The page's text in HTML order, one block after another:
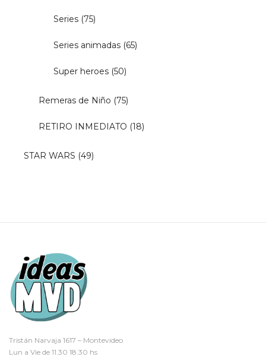
Series (75)
Series animadas (65)
Super heroes (50)
Remeras de Niño (75)
RETIRO INMEDIATO (18)
STAR WARS (49)
Tristán Narvaja 1617 – Montevideo
Lun a Vie de 11.30 18.30 hs